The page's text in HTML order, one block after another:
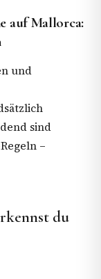
auf Mallorca:
und
sind
–
du